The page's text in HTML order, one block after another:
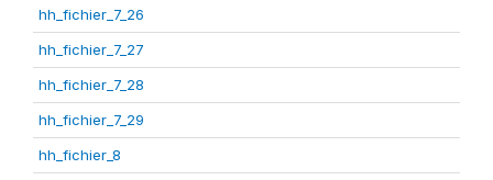
hh_fichier_7_26
hh_fichier_7_27
hh_fichier_7_28
hh_fichier_7_29
hh_fichier_8